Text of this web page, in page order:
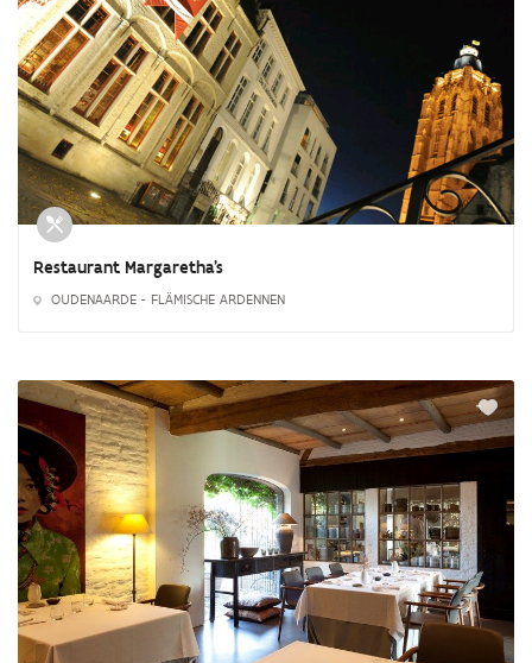
Restaurant Margaretha's
OUDENAARDE - FLÄMISCHE ARDENNEN